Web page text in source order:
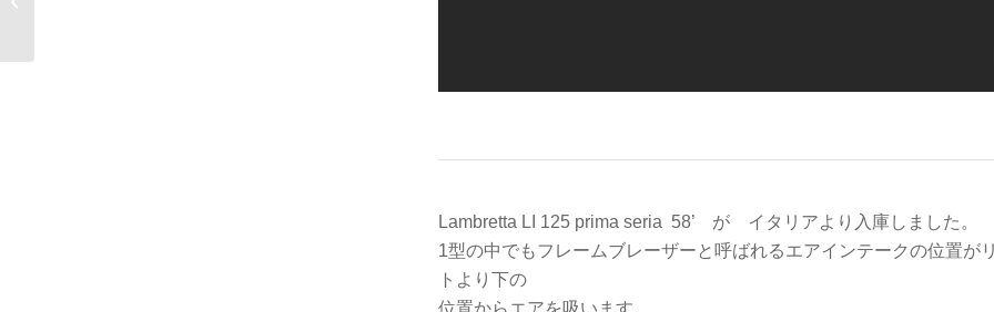
Lambretta LI 125 prima seria 58’ が イタリアより入庫しました。
1型の中でもフレームブレーザーと呼ばれるエアインテークの位置が
トより下の
位置からエアを吸います。